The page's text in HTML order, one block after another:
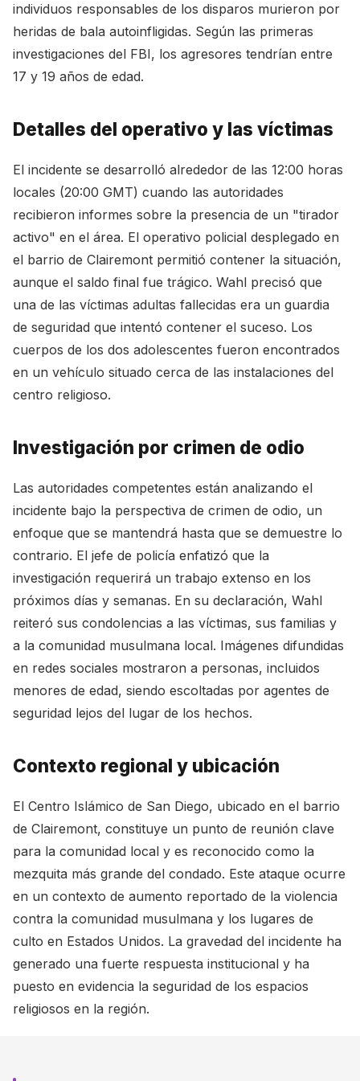
individuos responsables de los disparos murieron por
heridas de bala autoinfligidas. Según las primeras
investigaciones del FBI, los agresores tendrían entre
17 y 19 años de edad.
Detalles del operativo y las víctimas
El incidente se desarrolló alrededor de las 12:00 horas
locales (20:00 GMT) cuando las autoridades
recibieron informes sobre la presencia de un "tirador
activo" en el área. El operativo policial desplegado en
el barrio de Clairemont permitió contener la situación,
aunque el saldo final fue trágico. Wahl precisó que
una de las víctimas adultas fallecidas era un guardia
de seguridad que intentó contener el suceso. Los
cuerpos de los dos adolescentes fueron encontrados
en un vehículo situado cerca de las instalaciones del
centro religioso.
Investigación por crimen de odio
Las autoridades competentes están analizando el
incidente bajo la perspectiva de crimen de odio, un
enfoque que se mantendrá hasta que se demuestre lo
contrario. El jefe de policía enfatizó que la
investigación requerirá un trabajo extenso en los
próximos días y semanas. En su declaración, Wahl
reiteró sus condolencias a las víctimas, sus familias y
a la comunidad musulmana local. Imágenes difundidas
en redes sociales mostraron a personas, incluidos
menores de edad, siendo escoltadas por agentes de
seguridad lejos del lugar de los hechos.
Contexto regional y ubicación
El Centro Islámico de San Diego, ubicado en el barrio
de Clairemont, constituye un punto de reunión clave
para la comunidad local y es reconocido como la
mezquita más grande del condado. Este ataque ocurre
en un contexto de aumento reportado de la violencia
contra la comunidad musulmana y los lugares de
culto en Estados Unidos. La gravedad del incidente ha
generado una fuerte respuesta institucional y ha
puesto en evidencia la seguridad de los espacios
religiosos en la región.